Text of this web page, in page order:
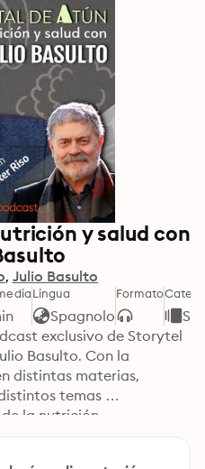
y salud con
Julio Basulto
Lingua
Spagnolo
Formato
exclusivo de Storytel
Basulto. Con la
distintas materias,
temas
la nutrición.